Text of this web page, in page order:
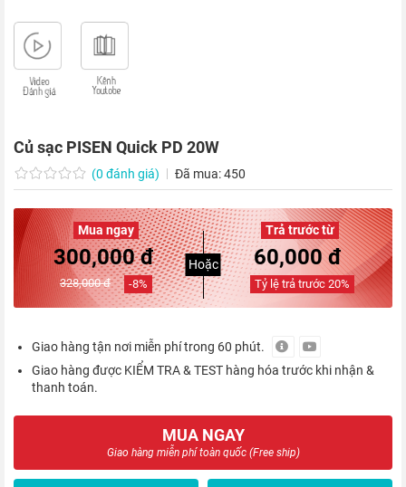
Củ sạc PISEN Quick PD 20W
(0 đánh giá) Đã mua: 450
Mua ngay
300,000 đ
328,000 đ -8%
Hoặc
Trả trước từ
60,000 đ
Tỷ lệ trả trước20%
Giao hàng tận nơi miễn phí trong 60 phút.
Giao hàng được KIỂM TRA & TEST hàng hóa trước khi nhận &
thanh toán.
MUA NGAY
Giao hàng miễn phí toàn quốc (Free ship)